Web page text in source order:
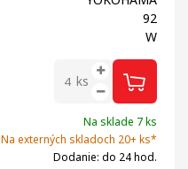
92
W
ks
Na sklade 7 ks
Na externých skladoch 20+ ks*
Dodanie: do 24 hod.